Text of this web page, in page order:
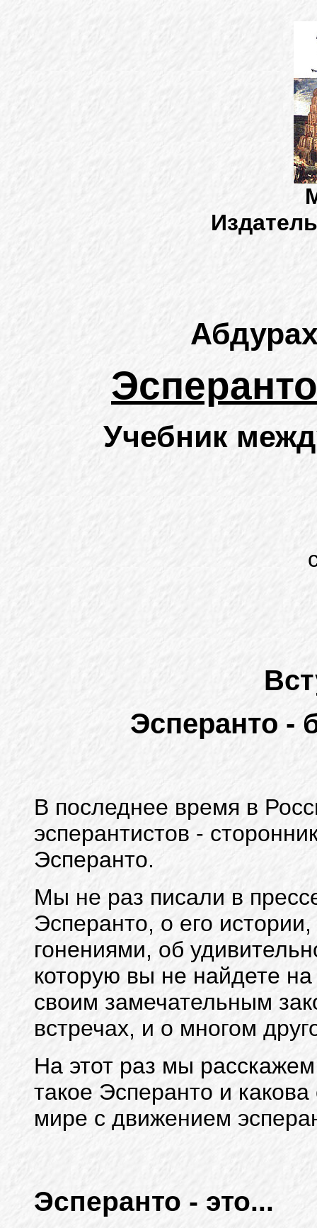
Учебник
Эсперанто -
В последнее время в
эсперантистов -
Эсперанто.
Мы не раз писали в
Эсперанто, о его
гонениями, об
которую вы не найдете
своим замечательным
встречах, и о многом
На этот раз мы
такое Эсперанто и
мире с движением
Эсперанто - это...